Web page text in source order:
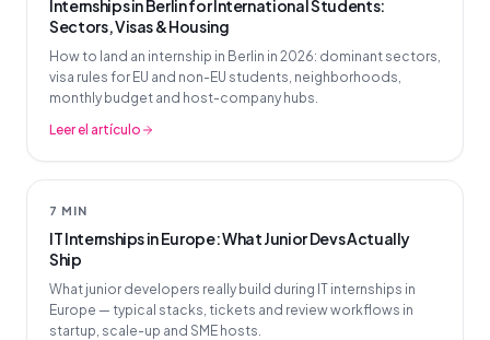
Internships in Berlin for International Students:
Sectors, Visas & Housing
How to land an internship in Berlin in 2026: dominant sectors,
visa rules for EU and non-EU students, neighborhoods,
monthly budget and host-company hubs.
Leer el artículo
7 MIN
IT Internships in Europe: What Junior Devs Actually
Ship
What junior developers really build during IT internships in
Europe — typical stacks, tickets and review workflows in
startup, scale-up and SME hosts.